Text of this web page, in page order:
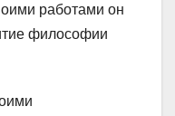
работами он
философии